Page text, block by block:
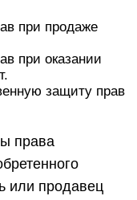
при продаже
при оказании
защиту прав
права
или продавец